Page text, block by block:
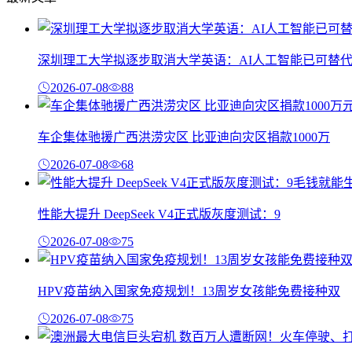
深圳理工大学拟逐步取消大学英语：AI人工智能已可替代
2026-07-08 88
车企集体驰援广西洪涝灾区 比亚迪向灾区捐款1000万
2026-07-08 68
性能大提升 DeepSeek V4正式版灰度测试：9
2026-07-08 75
HPV疫苗纳入国家免疫规划！13周岁女孩能免费接种双
2026-07-08 75